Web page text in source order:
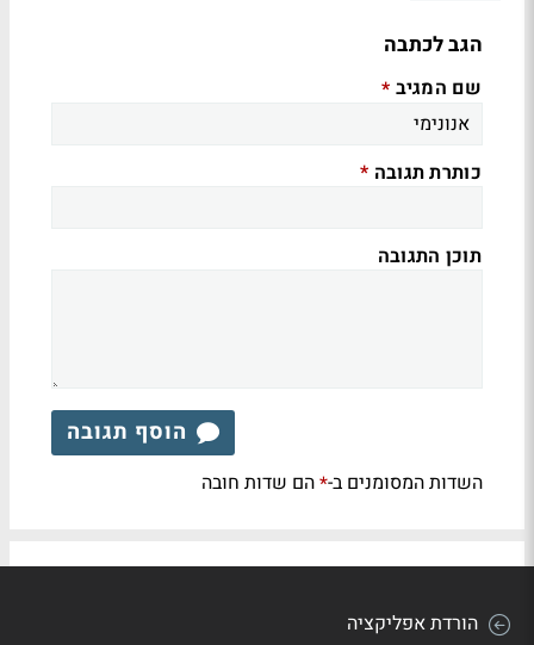
הגב לכתבה
שם המגיב *
כותרת תגובה *
תוכן התגובה
הוסף תגובה
השדות המסומנים ב-*הם שדות חובה
הורדת אפליקציה